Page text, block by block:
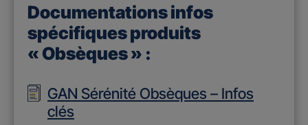
Documentations infos
spécifiques produits
« Obsèques » :
GAN Sérénité Obsèques – Infos
clés